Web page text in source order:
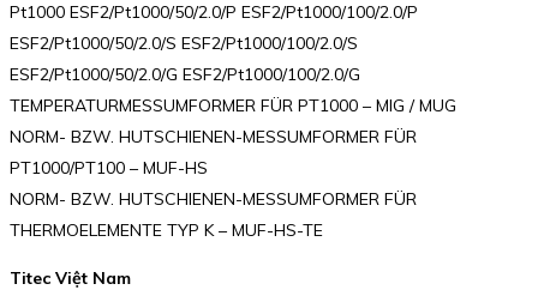
Pt1000 ESF2/Pt1000/50/2.0/P ESF2/Pt1000/100/2.0/P
ESF2/Pt1000/50/2.0/S ESF2/Pt1000/100/2.0/S
ESF2/Pt1000/50/2.0/G ESF2/Pt1000/100/2.0/G
TEMPERATURMESSUMFORMER FÜR PT1000 – MIG / MUG
NORM- BZW. HUTSCHIENEN-MESSUMFORMER FÜR
PT1000/PT100 – MUF-HS
NORM- BZW. HUTSCHIENEN-MESSUMFORMER FÜR
THERMOELEMENTE TYP K – MUF-HS-TE
Titec Việt Nam